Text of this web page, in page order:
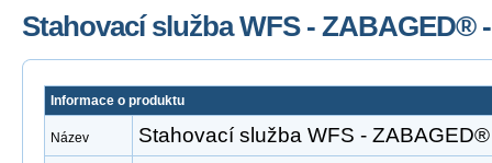
Stahovací služba WFS - ZABAGED®
Informace o produktu
Název Stahovací služba WFS -